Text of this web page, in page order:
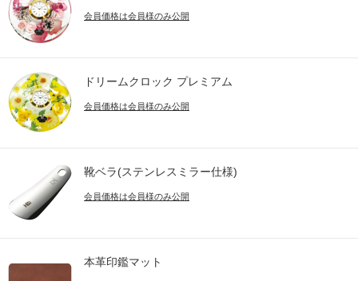
会員価格は会員様のみ公開
ドリームクロック プレミアム
会員価格は会員様のみ公開
靴ベラ(ステンレスミラー仕様)
会員価格は会員様のみ公開
本革印鑑マット